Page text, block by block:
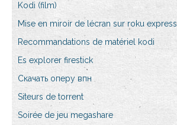
Kodi (film)
Mise en miroir de lécran sur roku express
Recommandations de matériel kodi
Es explorer firestick
Скачать оперу впн
Siteurs de torrent
Soirée de jeu megashare